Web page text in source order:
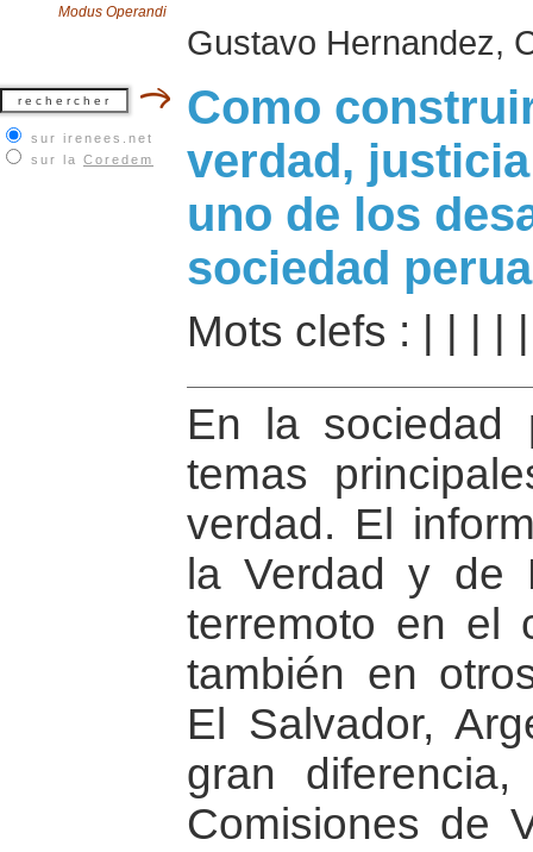
Modus Operandi
sur irenees.net
sur la Coredem
Gustavo Hernandez,
Como
verdad,
uno de los
sociedad
Mots clefs :
En la sociedad
temas
verdad. El
la Verdad y de
terremoto en el
también en
El Salvador,
gran
Comisiones de